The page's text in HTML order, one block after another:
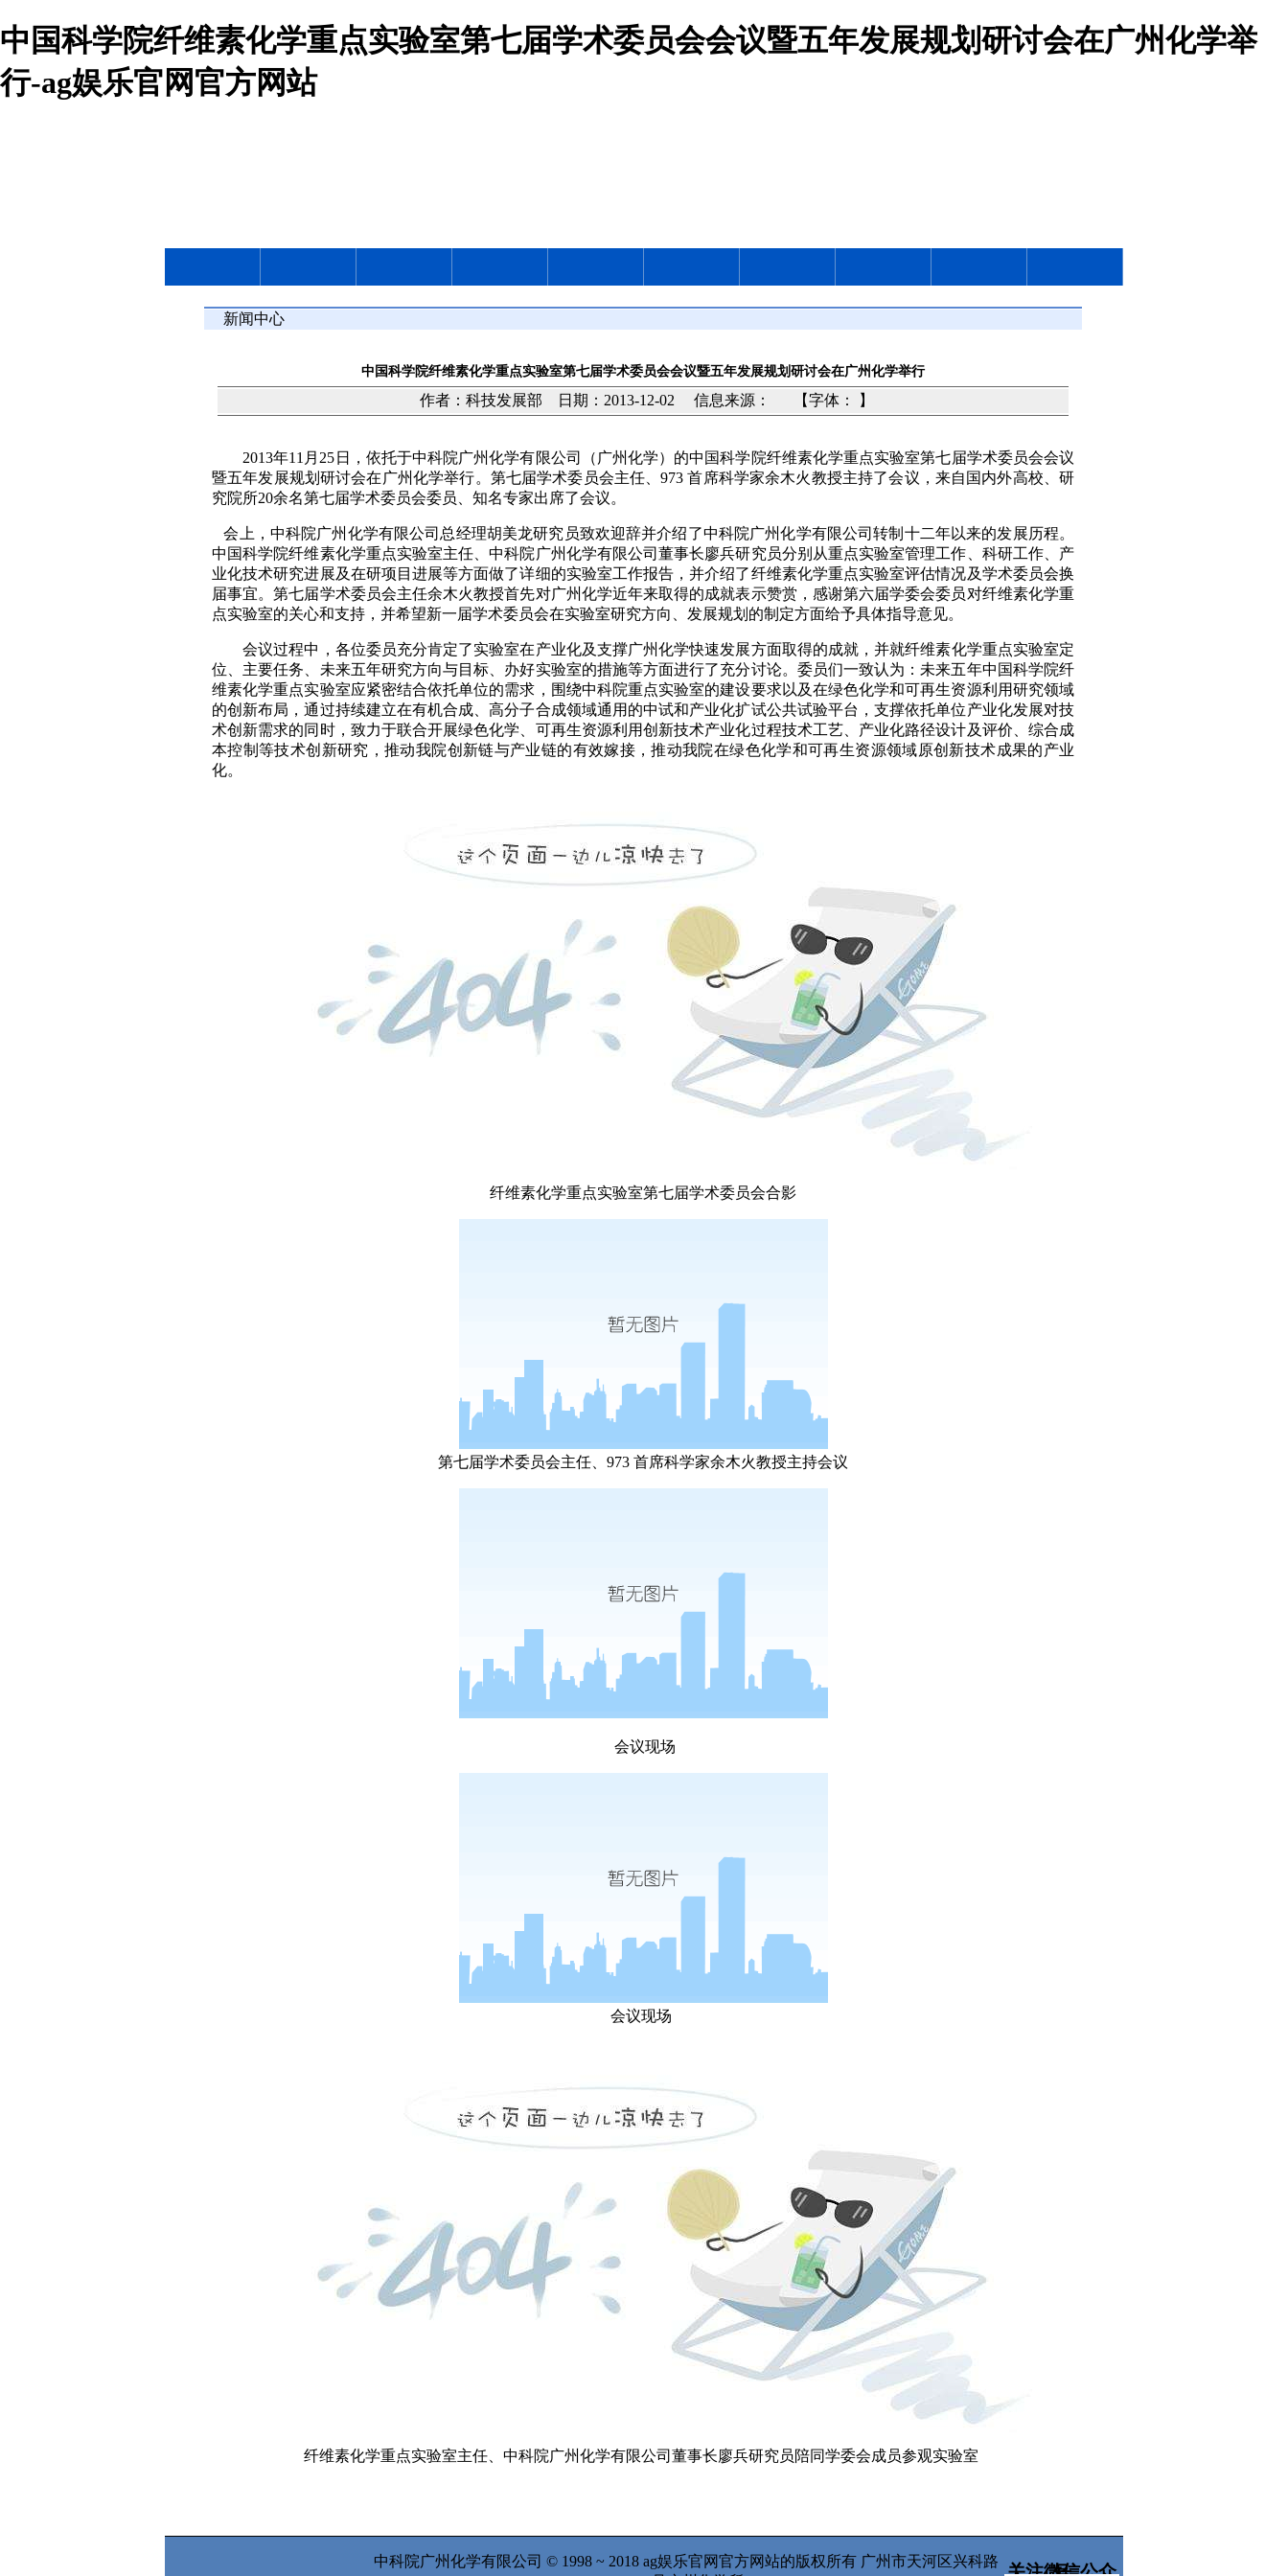
中国科学院纤维素化学重点实验室第七届学术委员会会议暨五年发展规划研讨会在广州化学举
行-ag娱乐官网官方网站
新闻中心
中国科学院纤维素化学重点实验室第七届学术委员会会议暨五年发展规划研讨会在广州化学举行
作者：科技发展部 日期：2013-12-02 信息来源： 【字体： 】
2013年11 月 25 日
，依托于中科院广州化学有限公司（广州化学）的中国科学院纤维素化学重点实验室第七届学术委员会会议
暨五年发展规划研讨会在广州化学举行。第七届学术委员会主任、973首席科学家余木火教授主持了会议，来自国内外高校、研
究院所20余名第七届学术委员会委员、知名专家出席了会议。
会上，中科院广州化学有限公司总经理胡美龙研究员致欢迎辞并介绍了中科院广州化学有限公司转制十二年以来的发展历程。
中国科学院纤维素化学重点实验室主任、中科院广州化学有限公司董事长廖兵研究员分别从重点实验室管理工作、科研工作、产
业化技术研究进展及在研项目进展等方面做了详细的实验室工作报告，并介绍了纤维素化学重点实验室评估情况及学术委员会换
届事宜。第七届学术委员会主任余木火教授首先对广州化学近年来取得的成就表示赞赏，感谢第六届学委会委员对纤维素化学重
点实验室的关心和支持，并希望新一届学术委员会在实验室研究方向、发展规划的制定方面给予具体指导意见。
会议过程中，各位委员充分肯定了实验室在产业化及支撑广州化学快速发展方面取得的成就，并就纤维素化学重点实验室定
位、主要任务、未来五年研究方向与目标、办好实验室的措施等方面进行了充分讨论。委员们一致认为：未来五年中国科学院纤
维素化学重点实验室应紧密结合依托单位的需求，围绕中科院重点实验室的建设要求以及在绿色化学和可再生资源利用研究领域
的创新布局，通过持续建立在有机合成、高分子合成领域通用的中试和产业化扩试公共试验平台，支撑依托单位产业化发展对技
术创新需求的同时，致力于联合开展绿色化学、可再生资源利用创新技术产业化过程技术工艺、产业化路径设计及评价、综合成
本控制等技术创新研究，推动我院创新链与产业链的有效嫁接，推动我院在绿色化学和可再生资源领域原创新技术成果的产业
化。
纤维素化学重点实验室第七届学术委员会合影
第七届学术委员会主任、 973 首席科学家余木火教授主持会议
会议现场
会议现场
纤维素化学重点实验室主任、中科院广州化学有限公司董事长廖兵研究员陪同学委会成员参观实验室
中科院广州化学有限公司 © 1998 ~ 2018 ag娱乐官网官方网站的版权所有 广州市天河区兴科路